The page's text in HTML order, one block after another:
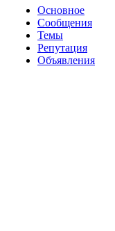
Основное
Сообщения
Темы
Репутация
Объявления